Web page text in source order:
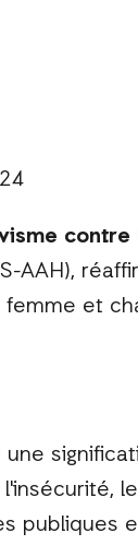
AAH),
et
publiques